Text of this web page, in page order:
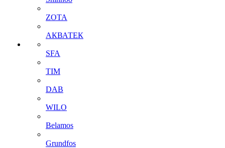
ZOTA
АКВАТЕК
SFA
TIM
DAB
WILO
Belamos
Grundfos